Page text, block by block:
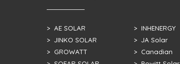
> AE SOLAR
> JINKO SOLAR
> GROWATT
> INHENERGY
> JA Solar
> Canadian